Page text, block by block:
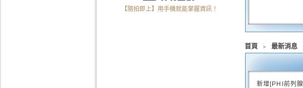
首頁 ﹥ 最新消息
新增[PHI前列
【隨拍即上】用手機就能掌握資訊！